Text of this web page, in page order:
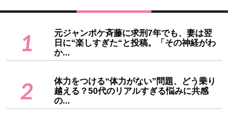
1
元ジャンポケ斉藤に求刑7年でも、妻は翌
日に“楽しすぎた“と投稿。「その神経がわ
か...
2
体力をつける“体力がない”問題、どう乗り
越える？50代のリアルすぎる悩みに共感
の...